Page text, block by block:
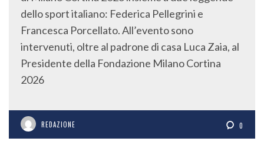
dello sport italiano: Federica Pellegrini e
Francesca Porcellato. All’evento sono
intervenuti, oltre al padrone di casa Luca Zaia, al
Presidente della Fondazione Milano Cortina
2026